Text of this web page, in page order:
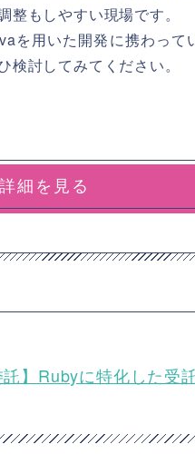
整もしやすい現場です。
を用いた開発に携わって
検討してみてください。
詳細を見る
託】Rubyに特化した